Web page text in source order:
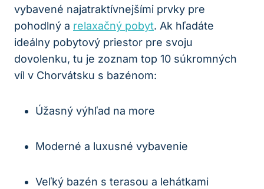
vybavené najatraktívnejšími prvky pre
pohodlný a relaxačný pobyt. Ak hľadáte
ideálny pobytový priestor pre svoju
dovolenku, tu je​ zoznam top 10 ⁢súkromných
víl v Chorvátsku s bazénom:
Úžasný‌ výhľad na more
Moderné a luxusné vybavenie
Veľký bazén s terasou a ⁣lehátkami